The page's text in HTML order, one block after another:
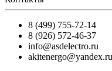
8 (499) 755-72-14
8 (926) 572-46-37
info@asdelectro.ru
akitenergo@yandex.ru